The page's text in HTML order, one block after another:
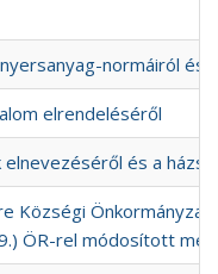
normáiról és
elrendeléséről
és a
Községi
ÖR-rel módosított